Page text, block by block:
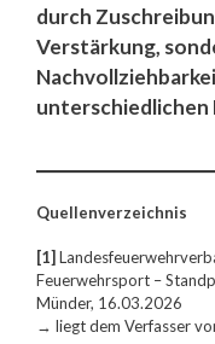
durch
Verstärkung,
unterschiedlichen
Quellenverzeichnis
[1]
Feuerwehrsport –
Münder, 16.03.2026
→ liegt dem Verfasser